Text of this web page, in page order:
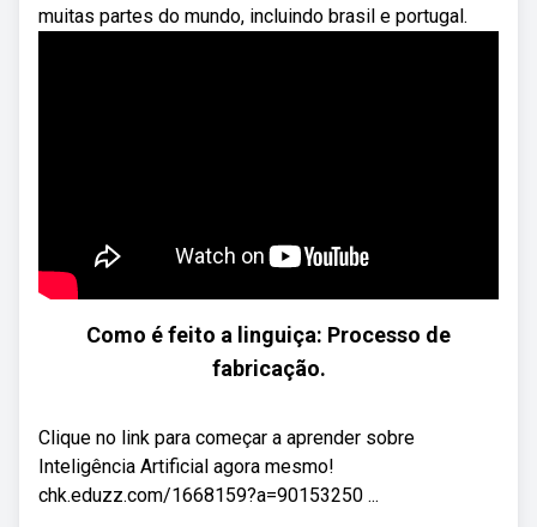
muitas partes do mundo, incluindo brasil e portugal.
Como é feito a linguiça: Processo de
fabricação.
Clique no link para começar a aprender sobre
Inteligência Artificial agora mesmo!
chk.eduzz.com/1668159?a=90153250 ...